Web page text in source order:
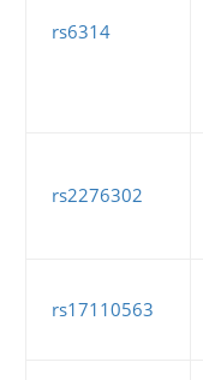
rs6314
rs2276302
rs17110563